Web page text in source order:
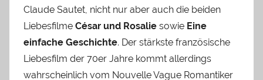
Claude Sautet, nicht nur aber auch die beiden
Liebesfilme César und Rosalie sowie Eine
einfache Geschichte. Der stärkste französische
Liebesfilm der 70er Jahre kommt allerdings
wahrscheinlich vom Nouvelle Vague Romantiker